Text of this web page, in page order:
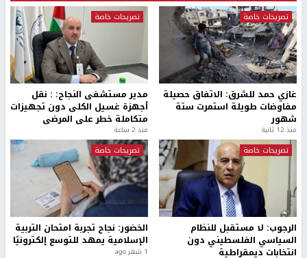
تصريحات خاصة
غازي حمد للشرق: الاتفاق حصيلة
مفاوضات طويلة استمرت ستة
شهور
منذ 12 ثانية
تصريحات خاصة
مدير مستشفى النجاح: : نقل
أجهزة غسيل الكلى دون تجهيزات
متكاملة خطر على المرضى
منذ 2 ساعة
تصريحات خاصة
الرجوب: لا مستقبل للنظام
السياسي الفلسطيني دون
انتخابات ديمقراطية
تصريحات خاصة
الخضور: نجاح تجربة امتحان التربية
الإسلامية يمهد للتوسع إلكترونيًا
1 شهر ago